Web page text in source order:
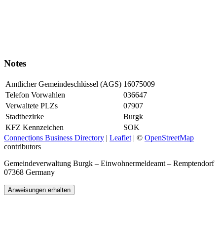
Notes
Amtlicher Gemeindeschlüssel (AGS) 16075009
Telefon Vorwahlen
036647
Verwaltete PLZs
07907
Stadtbezirke
Burgk
KFZ Kennzeichen
SOK
Connections Business Directory | Leaflet | © OpenStreetMap
contributors
Gemeindeverwaltung Burgk – Einwohnermeldeamt – Remptendorf
07368 Germany
Anweisungen erhalten